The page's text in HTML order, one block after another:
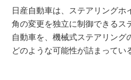
日産自動車は、ステアリング
角の変更を独立に制御できるス
自動車を、機械式ステアリング
どのような可能性が詰まってい